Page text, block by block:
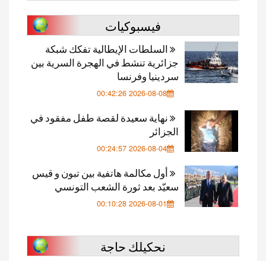
فيسبوكيات
السلطات الإيطالية تفكك شبكة
جزائرية تنشط في الهجرة السرية بين
سردينيا وفرنسا
2026-08-08 00:42:26
نهاية سعيدة لقصة طفل مفقود في
الجزائر
2026-08-04 00:24:57
أول مكالمة هاتفية بين تبون و قيس
سعيّد بعد ثورة الشعب التونسي
2026-08-01 00:10:28
نحكيلك حاجة